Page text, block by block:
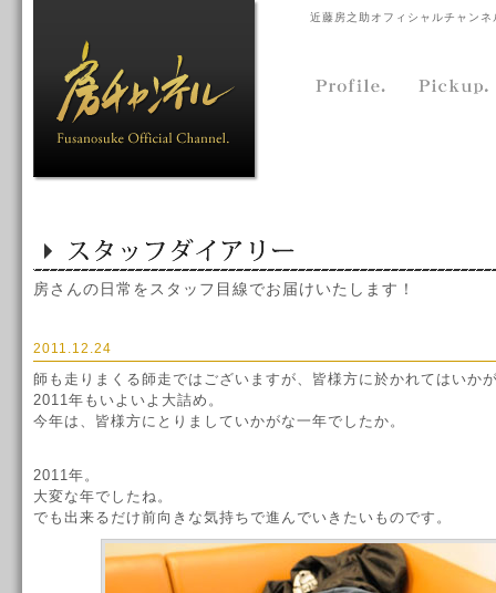
近藤房之助オフィシャルチャン
房さんの日常をスタッフ目線でお届けいたします！
2011.12.24
師も走りまくる師走ではございますが、皆様方に於かれてはいか
2011年もいよいよ大詰め。
今年は、皆様方にとりましていかがな一年でしたか。
2011年。
大変な年でしたね。
でも出来るだけ前向きな気持ちで進んでいきたいものです。